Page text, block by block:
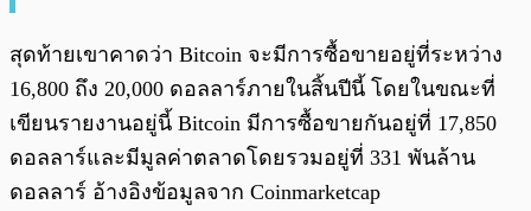
สุดท้ายเขาคาดว่า Bitcoin จะมีการซื้อขายอยู่ที่ระหว่าง
16,800 ถึง 20,000 ดอลลาร์ภายในสิ้นปีนี้ โดยในขณะที่
เขียนรายงานอยู่นี้ Bitcoin มีการซื้อขายกันอยู่ที่ 17,850
ดอลลาร์และมีมูลค่าตลาดโดยรวมอยู่ที่ 331 พันล้าน
ดอลลาร์ อ้างอิงข้อมูลจาก Coinmarketcap